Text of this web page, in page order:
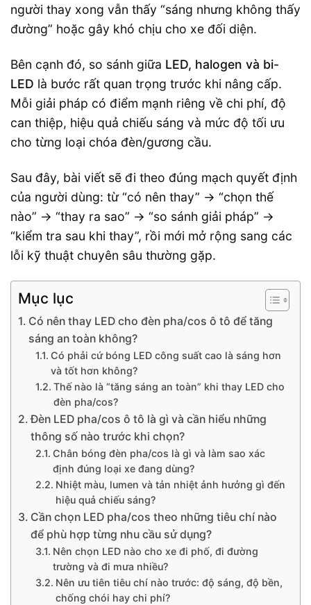
người thay xong vẫn thấy “sáng nhưng không thấy
đường” hoặc gây khó chịu cho xe đối diện.
Bên cạnh đó, so sánh giữa LED, halogen và bi-
LED là bước rất quan trọng trước khi nâng cấp.
Mỗi giải pháp có điểm mạnh riêng về chi phí, độ
can thiệp, hiệu quả chiếu sáng và mức độ tối ưu
cho từng loại chóa đèn/gương cầu.
Sau đây, bài viết sẽ đi theo đúng mạch quyết định
của người dùng: từ “có nên thay” → “chọn thế
nào” → “thay ra sao” → “so sánh giải pháp” →
“kiểm tra sau khi thay”, rồi mới mở rộng sang các
lỗi kỹ thuật chuyên sâu thường gặp.
Mục lục
Có nên thay LED cho đèn pha/cos ô tô để tăng
sáng an toàn không?
Có phải cứ bóng LED công suất cao là sáng hơn
và tốt hơn không?
Thế nào là “tăng sáng an toàn” khi thay LED cho
đèn pha/cos?
Đèn LED pha/cos ô tô là gì và cần hiểu những
thông số nào trước khi chọn?
Chân bóng đèn pha/cos là gì và làm sao xác
định đúng loại xe đang dùng?
Nhiệt màu, lumen và tản nhiệt ảnh hưởng gì đến
hiệu quả chiếu sáng?
Cần chọn LED pha/cos theo những tiêu chí nào
để phù hợp từng nhu cầu sử dụng?
Nên chọn LED nào cho xe đi phố, đi đường
trường và đi mưa nhiều?
Nên ưu tiên tiêu chí nào trước: độ sáng, độ bền,
chống chói hay chi phí?